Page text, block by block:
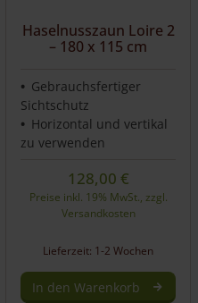
der
Produktseite
werden
Haselnusszaun Loire 2
– 180 x 115 cm
Gebrauchsfertiger
Sichtschutz
Horizontal und vertikal
zu verwenden
128,00 €
Preise inkl. 19% MwSt., zzgl.
Versandkosten
Lieferzeit: 1-2 Wochen
In den Warenkorb